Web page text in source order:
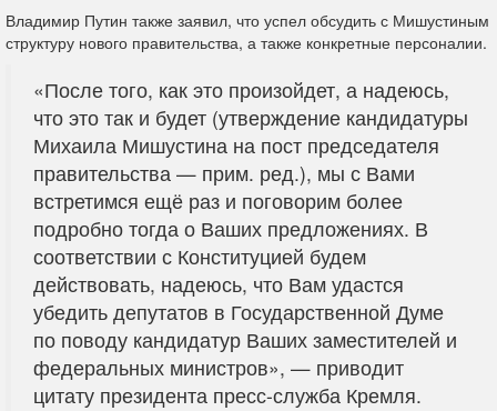
Владимир Путин также заявил, что успел обсудить с Мишустиным
структуру нового правительства, а также конкретные персоналии.
«После того, как это произойдет, а надеюсь,
что это так и будет (утверждение кандидатуры
Михаила Мишустина на пост председателя
правительства — прим. ред.), мы с Вами
встретимся ещё раз и поговорим более
подробно тогда о Ваших предложениях. В
соответствии с Конституцией будем
действовать, надеюсь, что Вам удастся
убедить депутатов в Государственной Думе
по поводу кандидатур Ваших заместителей и
федеральных министров», — приводит
цитату президента пресс-служба Кремля.